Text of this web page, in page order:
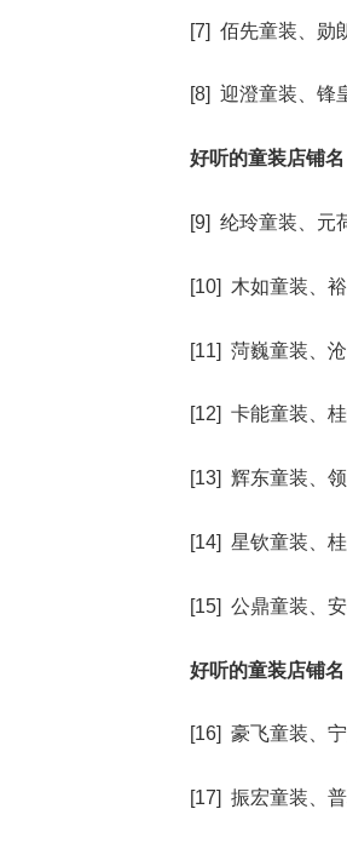
[7] 佰先童装、勋
[8] 迎澄童装、锋
好听的童装店铺名
[9] 纶玲童装、元
[10] 木如童装、
[11] 菏巍童装、
[12] 卡能童装、
[13] 辉东童装、
[14] 星钦童装、
[15] 公鼎童装、
好听的童装店铺名
[16] 豪飞童装、
[17] 振宏童装、